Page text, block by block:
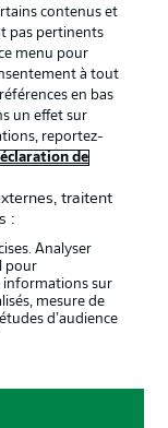
d’utilisation des
préférences
contenus et
pas pertinents
menu pour
à tout
en bas
un effet sur
reportez-
de
traitent
:
Analyser
pour
informations sur
mesure de
d’audience